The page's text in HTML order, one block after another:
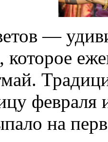
—
которое
февраля
на